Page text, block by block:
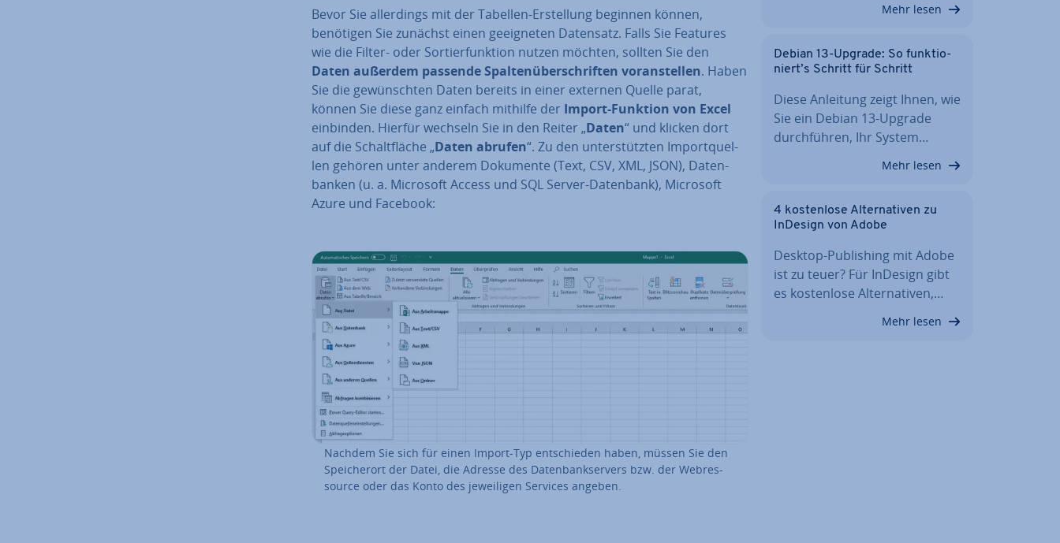
Bevor Sie al­ler­dings mit der Tabellen-Er­stel­lung beginnen können,
benötigen Sie zunächst einen ge­eig­ne­ten Datensatz. Falls Sie Features
wie die Filter- oder Sor­tier­funk­ti­on nutzen möchten, sollten Sie den
Daten außerdem passende Spal­ten­über­schrif­ten vor­an­stel­len. Haben
Sie die ge­wünsch­ten Daten bereits in einer externen Quelle parat,
können Sie diese ganz einfach mithilfe der Import-Funktion von Excel
einbinden. Hierfür wechseln Sie in den Reiter „Daten“ und klicken dort
auf die Schalt­flä­che „Daten abrufen“. Zu den un­ter­stütz­ten Im­port­quel­
len gehören unter anderem Dokumente (Text, CSV, XML, JSON), Da­ten­
ban­ken (u. a. Microsoft Access und SQL Server-Datenbank), Microsoft
Azure und Facebook:
Nachdem Sie sich für einen Import-Typ ent­schie­den haben, müssen Sie den
Spei­cher­ort der Datei, die Adresse des Da­ten­bank­ser­vers bzw. der Web­res­
sour­ce oder das Konto des je­wei­li­gen Services angeben.
Mehr lesen
Debian 13-Upgrade: So funk­tio­
niert’s Schritt für Schritt
Diese Anleitung zeigt Ihnen, wie
Sie ein Debian 13-Upgrade
durch­füh­ren, Ihr System…
Mehr lesen
4 kos­ten­lo­se Al­ter­na­ti­ven zu
InDesign von Adobe
Desktop-Pu­bli­shing mit Adobe
ist zu teuer? Für InDesign gibt
es kos­ten­lo­se Al­ter­na­ti­ven,…
Mehr lesen